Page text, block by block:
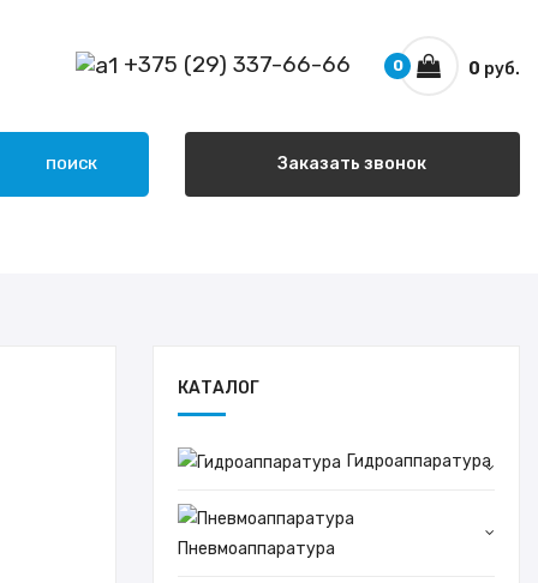
+375 (29) 337-66-66 0 руб.
0
ПОИСК Заказать звонок
КАТАЛОГ
Гидроаппаратура
Пневмоаппаратура